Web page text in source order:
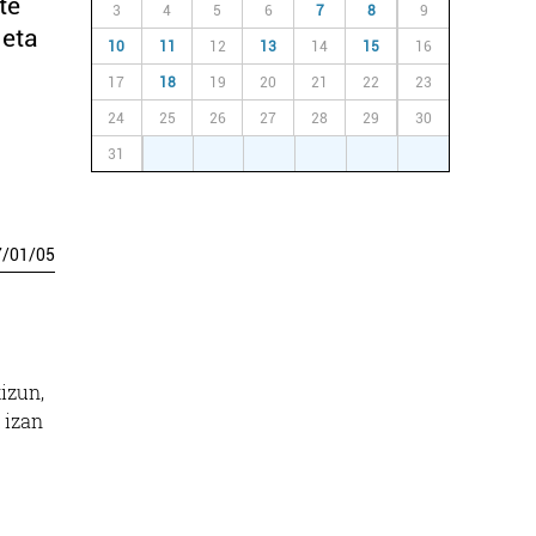
/01/05
izan
3 4 5 6 7 8 9
10 11 12 13 14 15 16
17 18 19 20 21 22 23
24 25 26 27 28 29 30
31